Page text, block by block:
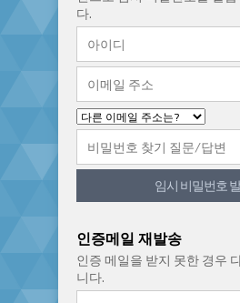
다.
임시 비밀번호
인증메일 재발송
인증 메일을 받지 못한 경우
니다.